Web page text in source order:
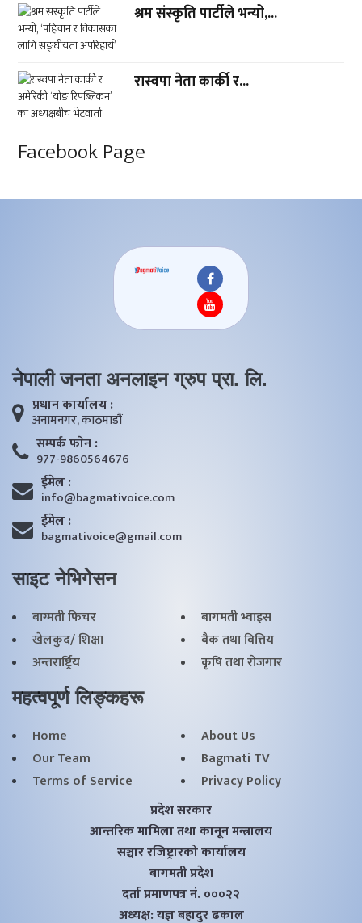
श्रम संस्कृति पार्टीले भन्यो,...
रास्वपा नेता कार्की र...
Facebook Page
नेपाली जनता अनलाइन ग्रुप प्रा. लि.
प्रधान कार्यालय :
अनामनगर, काठमाडाैं
सम्पर्क फाेन :
977-9860564676
ईमेल :
info@bagmativoice.com
ईमेल :
bagmativoice@gmail.com
साइट नेभिगेसन
बाग्मती फिचर
बागमती भ्वाइस
खेलकुद/ शिक्षा
बैक तथा वित्तिय
अन्तरार्ष्ट्रिय
कृृषि तथा राेजगार
महत्वपूर्ण लिङ्कहरू
Home
About Us
Our Team
Bagmati TV
Terms of Service
Privacy Policy
प्रदेश सरकार
आन्तरिक मामिला तथा कानून मन्त्रालय
सञ्चार रजिष्ट्रारको कार्यालय
बागमती प्रदेश
दर्ता प्रमाणपत्र नं. ०००२२
अध्यक्ष: यज्ञ बहादुर ढकाल